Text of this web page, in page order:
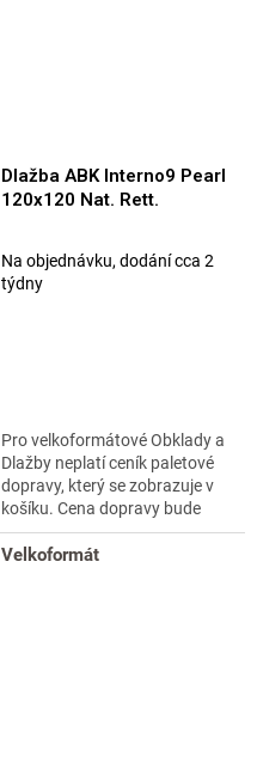
Dlažba ABK Interno9 Pearl
120x120 Nat. Rett.
Na objednávku, dodání cca 2
týdny
Pro velkoformátové Obklady a
Dlažby neplatí ceník paletové
dopravy, který se zobrazuje v
košíku. Cena dopravy bude
upřesněna emailem. Nelze
vyzvednout u nás osobně v
Velkoformát